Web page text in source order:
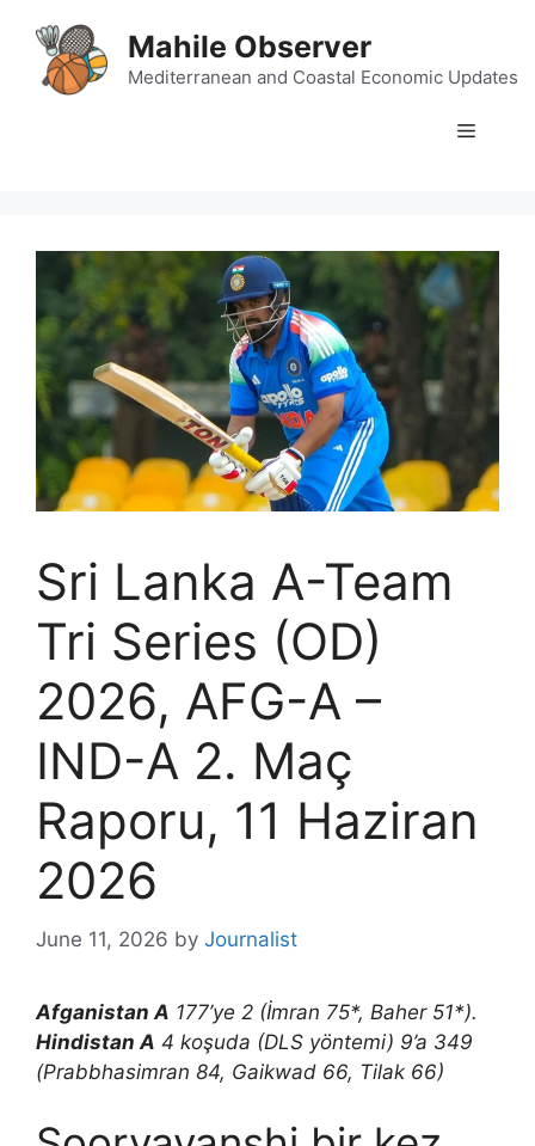
content
Mahile Observer
Mediterranean and Coastal Economic Updates
Menu
Sri Lanka A-Team
Tri Series (OD)
2026, AFG-A –
IND-A 2. Maç
Raporu, 11 Haziran
2026
June 11, 2026 by Journalist
Afganistan A 177’ye 2 (İmran 75*, Baher 51*).
Hindistan A 4 koşuda (DLS yöntemi) 9’a 349
(Prabbhasimran 84, Gaikwad 66, Tilak 66)